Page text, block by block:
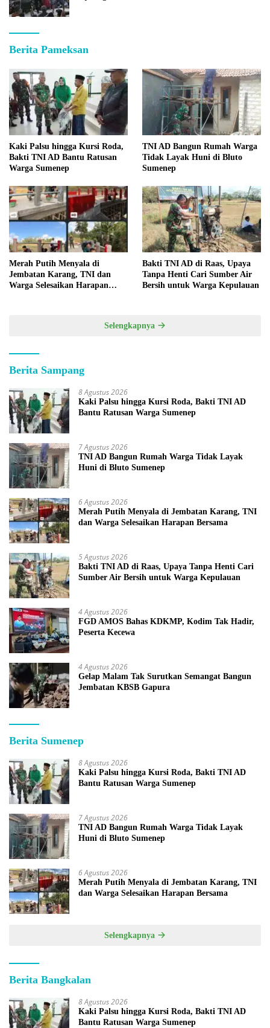
Berita Pameksan
Kaki Palsu hingga Kursi Roda,
Bakti TNI AD Bantu Ratusan
Warga Sumenep
TNI AD Bangun Rumah Warga
Tidak Layak Huni di Bluto
Sumenep
Merah Putih Menyala di
Jembatan Karang, TNI dan
Warga Selesaikan Harapan
Bakti TNI AD di Raas, Upaya
Tanpa Henti Cari Sumber Air
Bersih untuk Warga Kepulauan
Selengkapnya
Berita Sampang
8 Agustus 2026
Kaki Palsu hingga Kursi Roda, Bakti TNI AD
Bantu Ratusan Warga Sumenep
7 Agustus 2026
TNI AD Bangun Rumah Warga Tidak Layak
Huni di Bluto Sumenep
6 Agustus 2026
Merah Putih Menyala di Jembatan Karang, TNI
dan Warga Selesaikan Harapan Bersama
5 Agustus 2026
Bakti TNI AD di Raas, Upaya Tanpa Henti Cari
Sumber Air Bersih untuk Warga Kepulauan
4 Agustus 2026
FGD AMOS Bahas KDKMP, Kodim Tak Hadir,
Peserta Kecewa
4 Agustus 2026
Gelap Malam Tak Surutkan Semangat Bangun
Jembatan KBSB Gapura
Berita Sumenep
8 Agustus 2026
Kaki Palsu hingga Kursi Roda, Bakti TNI AD
Bantu Ratusan Warga Sumenep
7 Agustus 2026
TNI AD Bangun Rumah Warga Tidak Layak
Huni di Bluto Sumenep
6 Agustus 2026
Merah Putih Menyala di Jembatan Karang, TNI
dan Warga Selesaikan Harapan Bersama
Selengkapnya
Berita Bangkalan
8 Agustus 2026
Kaki Palsu hingga Kursi Roda, Bakti TNI AD
Bantu Ratusan Warga Sumenep